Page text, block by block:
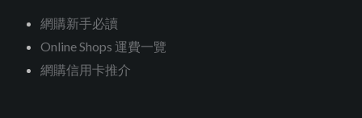
網購新手必讀
Online Shops 運費一覽
網購信用卡推介